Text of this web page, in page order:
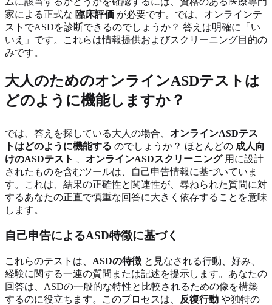
家による正式な 臨床評価 が必要です。では、オンラインテ
ストでASDを診断できるのでしょうか？ 答えは明確に「い
いえ」です。これらは情報提供およびスクリーニング目的の
みです。
大人のためのオンラインASDテストは
どのように機能しますか？
では、答えを探している大人の場合、 オンラインASDテス
トはどのように機能する のでしょうか？ ほとんどの 成人向
けのASDテスト
オンラインASDスクリーニング用に設計
されたものを含むツールは、自己申告情報に基づいていま
す。これは、結果の正確性と関連性が、尋ねられた質問に対
するあなたの正直で慎重な回答に大きく依存することを意味
します。
自己申告によるASD特徴に基づく
これらのテストは、 ASDの特徴 と見なされる行動、好み、
経験に関する一連の質問または記述を提示します。あなたの
回答は、ASDの一般的な特性と比較されるための像を構築
するのに役立ちます。このプロセスは、
反復行動 や独特の